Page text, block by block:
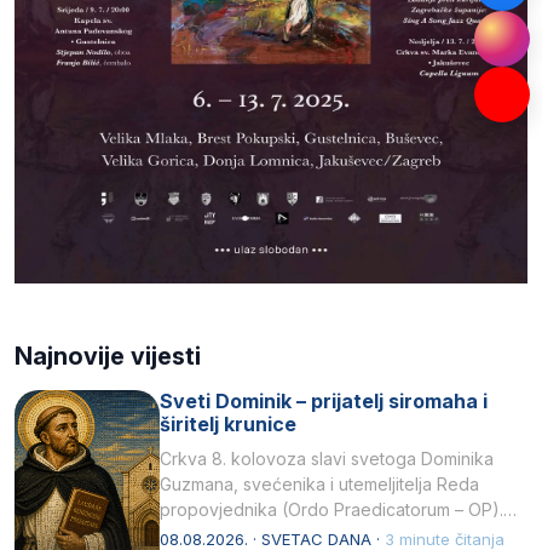
Najnovije vijesti
Sveti Dominik – prijatelj siromaha i
širitelj krunice
Crkva 8. kolovoza slavi svetoga Dominika
Guzmana, svećenika i utemeljitelja Reda
propovjednika (Ordo Praedicatorum – OP).
Svojim životom, dubokom ljubavlju prema
08.08.2026. · SVETAC DANA · 3 minute čitanja